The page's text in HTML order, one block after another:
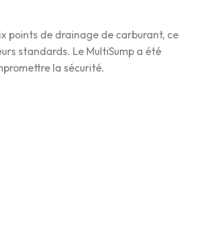
points de drainage de carburant, ce
standards. Le MultiSump a été
la sécurité.